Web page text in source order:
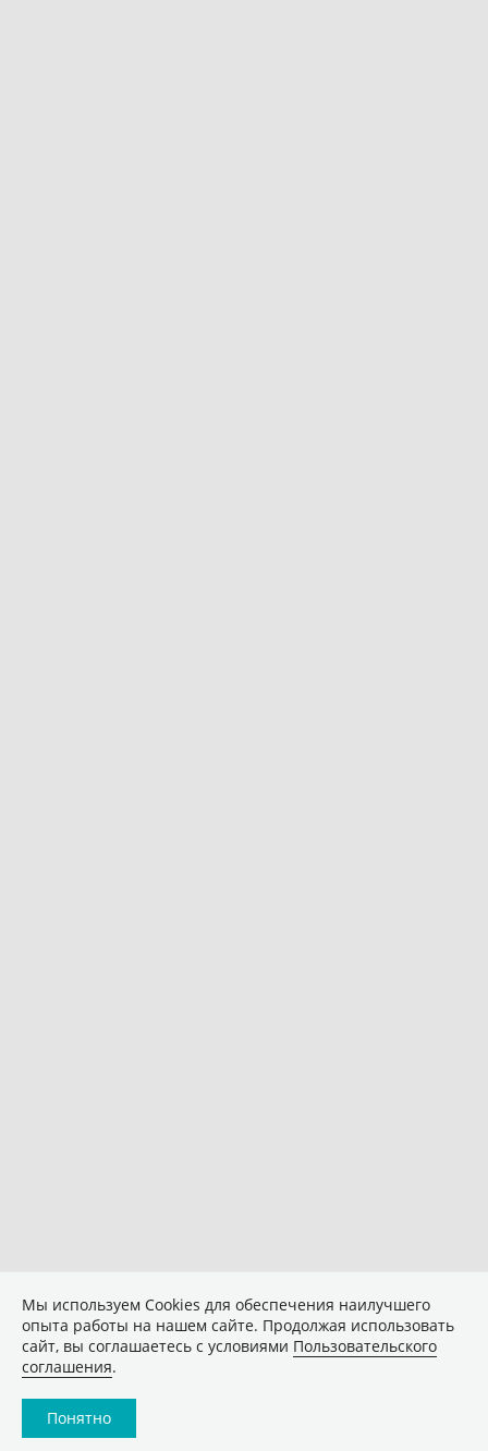
Мы используем Сookies для обеспечения наилучшего
опыта работы на нашем сайте. Продолжая использовать
сайт, вы соглашаетесь с условиями Пользовательского
соглашения.
Понятно